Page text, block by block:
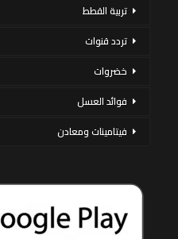
تربية القطط
تردد قنوات
خضروات
فوائد العسل
فيتامينات ومعادن